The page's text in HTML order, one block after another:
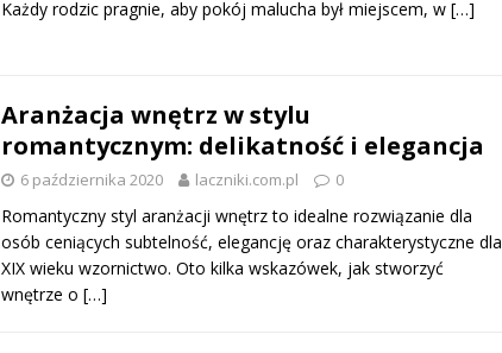
Każdy rodzic pragnie, aby pokój malucha był miejscem, w […]
Aranżacja wnętrz w stylu
romantycznym: delikatność i elegancja
6 października 2020 laczniki.com.pl 0
Romantyczny styl aranżacji wnętrz to idealne rozwiązanie dla
osób ceniących subtelność, elegancję oraz charakterystyczne dla
XIX wieku wzornictwo. Oto kilka wskazówek, jak stworzyć
wnętrze o […]